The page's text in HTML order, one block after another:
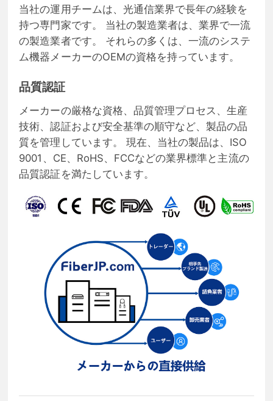
当社の運用チームは、光通信業界で長年の経験を
持つ専門家です。 当社の製造業者は、業界で一流
の製造業者です。 それらの多くは、一流のシステ
ム機器メーカーのOEMの資格を持っています。
品質認証
メーカーの厳格な資格、品質管理プロセス、生産
技術、認証および安全基準の順守など、製品の品
質を管理しています。 現在、当社の製品は、ISO
9001、CE、RoHS、FCCなどの業界標準と主流の
品質認証を満たしています。